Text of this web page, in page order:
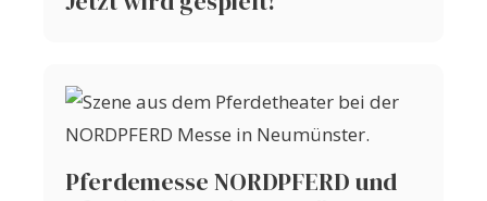
Pferdemesse NORDPFERD und